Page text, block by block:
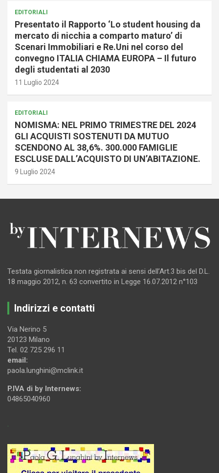
EDITORIALI
Presentato il Rapporto ‘Lo student housing da
mercato di nicchia a comparto maturo’ di
Scenari Immobiliari e Re.Uni nel corso del
convegno ITALIA CHIAMA EUROPA – Il futuro
degli studentati al 2030
11 Luglio 2024
EDITORIALI
NOMISMA: NEL PRIMO TRIMESTRE DEL 2024
GLI ACQUISTI SOSTENUTI DA MUTUO
SCENDONO AL 38,6%. 300.000 FAMIGLIE
ESCLUSE DALL’ACQUISTO DI UN’ABITAZIONE.
9 Luglio 2024
Testata giornalistica non registrata ai sensi dell’Art.3 bis del D.L.
18 maggio 2012, n. 63 convertito in Legge 16.07.2012 n°103
Indirizzi e contatti
Via Nerino 5
20123 Milano
Tel. 02 725 296 11
email:
paola.lunghini@mclink.it
P.IVA di by Internews:
04865040960
.